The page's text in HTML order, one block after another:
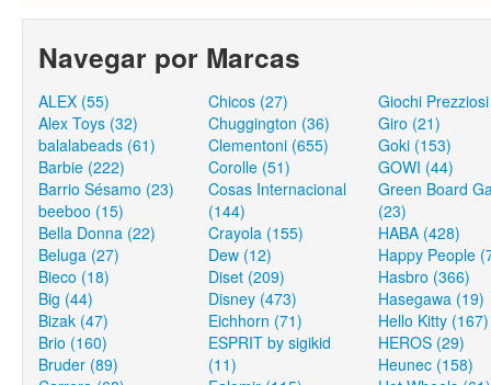
Navegar por Marcas
ALEX (55)
Alex Toys (32)
balalabeads (61)
Barbie (222)
Barrio Sésamo (23)
beeboo (15)
Bella Donna (22)
Beluga (27)
Bieco (18)
Big (44)
Bizak (47)
Brio (160)
Bruder (89)
Chicos (27)
Chuggington (36)
Clementoni (655)
Corolle (51)
Cosas Internacional
(144)
Crayola (155)
Dew (12)
Diset (209)
Disney (473)
Eichhorn (71)
ESPRIT by sigikid
(11)
Giochi
Giro (21)
Goki (153)
GOWI (44)
Green Board
(23)
HABA (428)
Happy People
Hasbro (366)
Hasegawa (19)
Hello Kitty (167)
HEROS (29)
Heunec (158)